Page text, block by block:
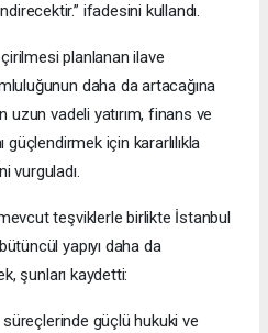
ifadesini kullandı.
planlanan ilave
daha da artacağına
uzun vadeli yatırım, finans ve
güçlendirmek için kararlılıkla
vurguladı.
teşviklerle birlikte İstanbul
yapıyı daha da
şunları kaydetti:
güçlü hukuki ve